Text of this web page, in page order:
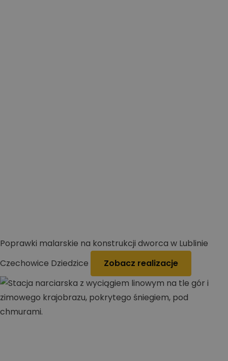
Poprawki malarskie na konstrukcji dworca w Lublinie
Czechowice Dziedzice
Zobacz realizacje